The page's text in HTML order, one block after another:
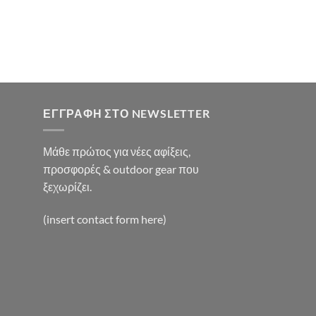
ΕΓΓΡΑΦΉ ΣΤΟ NEWSLETTER
Μάθε πρώτος για νέες αφίξεις,
προσφορές & outdoor gear που
ξεχωρίζει.
(insert contact form here)